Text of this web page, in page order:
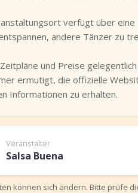
verfügt über
andere Tänzer zu
und Preise
ermutigt, die offizielle
Informationen zu erhalten.
Veranstalter
Salsa Buena
können sich ändern. Bitte prüfe